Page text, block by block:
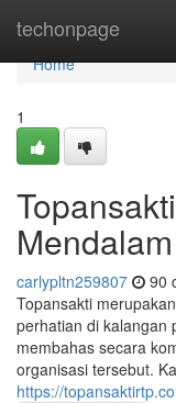
techonpage
Home
Home
1
carlypltn259807 90
Topansakti
perhatian di kalangan
membahas secara
organisasi tersebut.
https://